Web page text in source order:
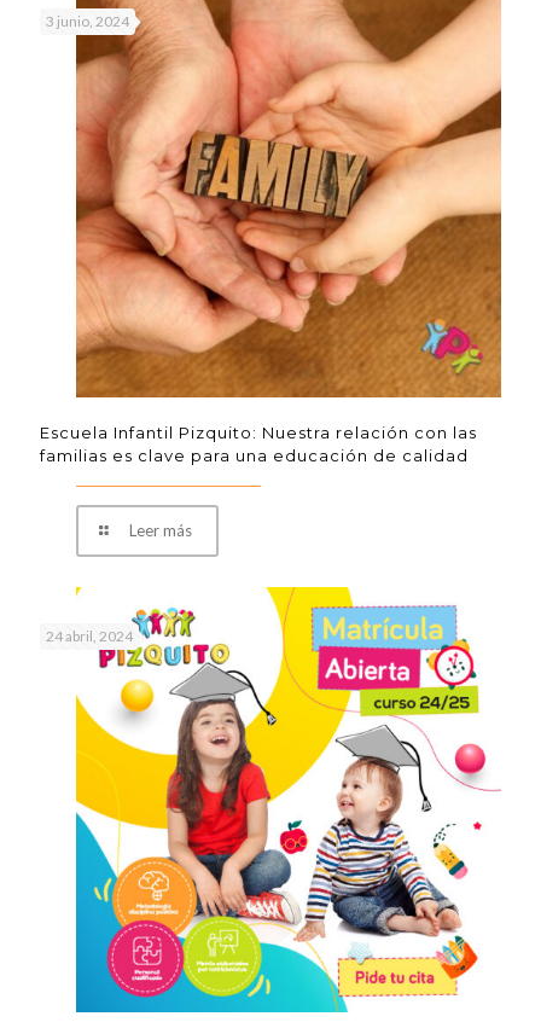
3 junio, 2024
Escuela Infantil Pizquito: Nuestra relación con las
familias es clave para una educación de calidad
Leer más
24 abril, 2024